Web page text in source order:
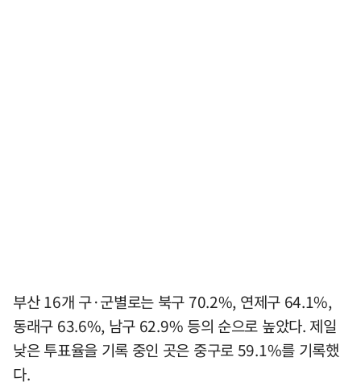
부산 16개 구·군별로는 북구 70.2%, 연제구 64.1%,
동래구 63.6%, 남구 62.9% 등의 순으로 높았다. 제일
낮은 투표율을 기록 중인 곳은 중구로 59.1%를 기록했
다.